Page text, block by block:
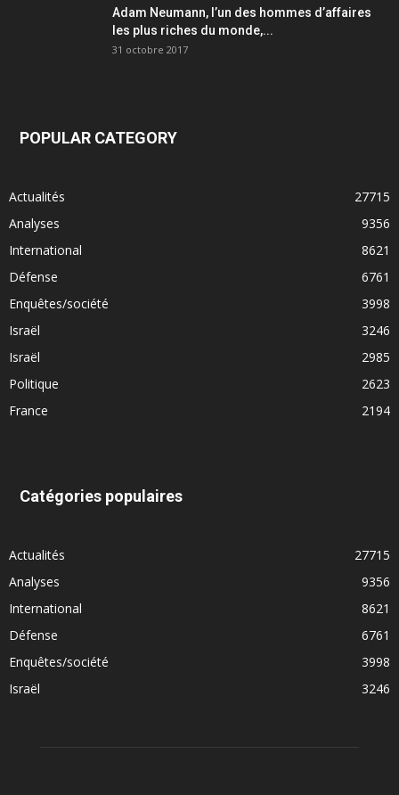
Adam Neumann, l’un des hommes d’affaires
les plus riches du monde,...
31 octobre 2017
POPULAR CATEGORY
Actualités
27715
Analyses
9356
International
8621
Défense
6761
Enquêtes/société
3998
Israël
3246
Israël
2985
Politique
2623
France
2194
Catégories populaires
Actualités
27715
Analyses
9356
International
8621
Défense
6761
Enquêtes/société
3998
Israël
3246